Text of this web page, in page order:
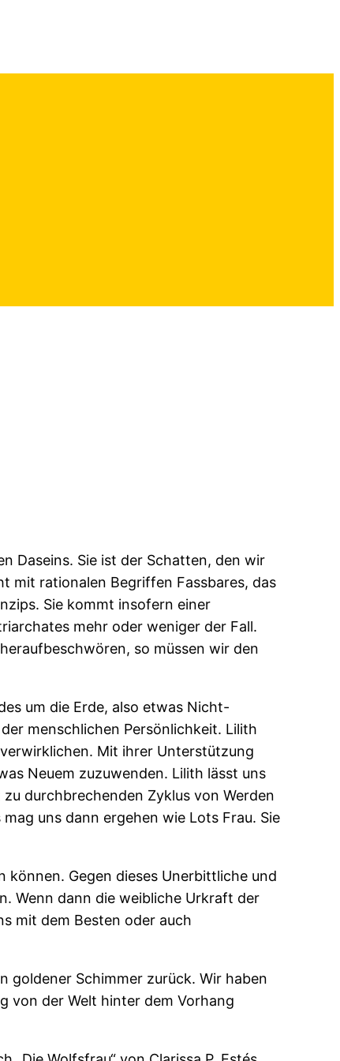
Daseins. Sie ist der Schatten, den wir
mit rationalen Begriffen Fassbares, das
Sie kommt insofern einer
mehr oder weniger der Fall.
so müssen wir den
um die Erde, also etwas Nicht-
menschlichen Persönlichkeit. Lilith
Mit ihrer Unterstützung
Neuem zuzuwenden. Lilith lässt uns
durchbrechenden Zyklus von Werden
uns dann ergehen wie Lots Frau. Sie
können. Gegen dieses Unerbittliche und
Wenn dann die weibliche Urkraft der
mit dem Besten oder auch
goldener Schimmer zurück. Wir haben
von der Welt hinter dem Vorhang